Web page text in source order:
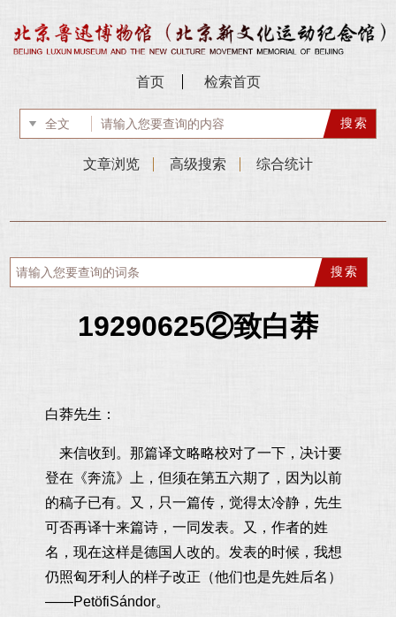
首页 检索首页
文章浏览 高级搜索 综合统计
19290625②致白莽
白莽先生：
来信收到。那篇译文略略校对了一下，决计要
登在《奔流》上，但须在第五六期了，因为以前
的稿子已有。又，只一篇传，觉得太冷静，先生
可否再译十来篇诗，一同发表。又，作者的姓
名，现在这样是德国人改的。发表的时候，我想
仍照匈牙利人的样子改正（他们也是先姓后名）
——PetöfiSándor。